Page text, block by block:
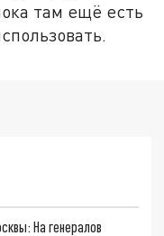
там ещё есть
На генералов